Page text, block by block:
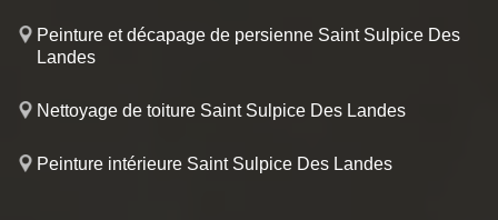
Peinture et décapage de persienne Saint Sulpice Des
Landes
Nettoyage de toiture Saint Sulpice Des Landes
Peinture intérieure Saint Sulpice Des Landes